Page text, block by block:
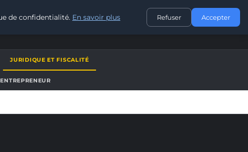
CONTACT
JURIDIQUE ET FISCALITÉ
de confidentialité. En savoir plus Refuser Accepter